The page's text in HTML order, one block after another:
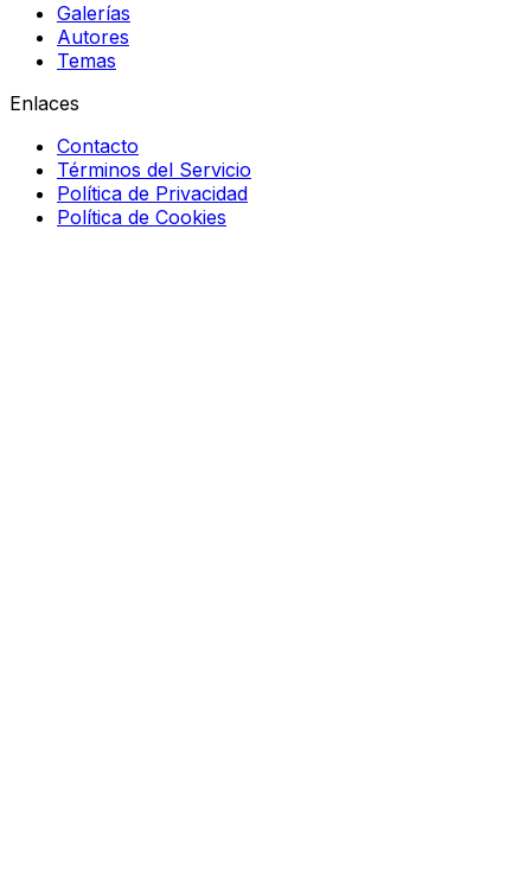
Galerías
Autores
Temas
Enlaces
Contacto
Términos del Servicio
Política de Privacidad
Política de Cookies